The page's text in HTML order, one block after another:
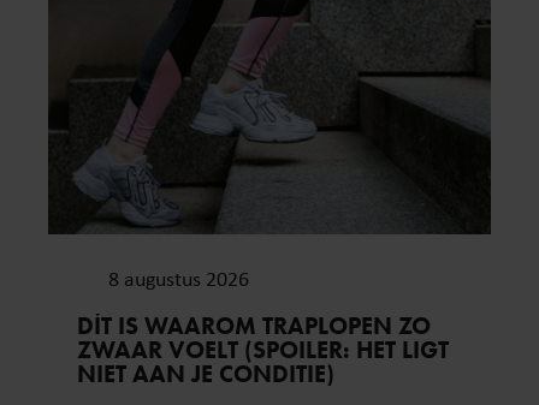
8 augustus 2026
DÍT IS WAAROM TRAPLOPEN ZO
ZWAAR VOELT (SPOILER: HET LIGT
NIET AAN JE CONDITIE)